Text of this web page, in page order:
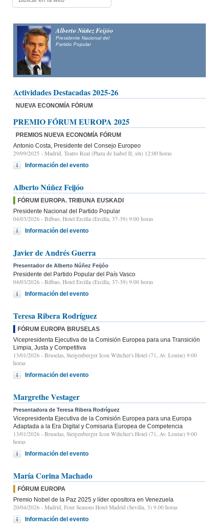
Alberto Núñez Feijóo
Presidente Nacional del
Partido Popular
Actividades Destacadas 2025-26
NUEVA ECONOMÍA FÓRUM
PREMIO FÓRUM EUROPA 2025
PREMIOS NUEVA ECONOMÍA FÓRUM
Antonio Costa, Presidente del Consejo Europeo
29/09/2025 - Madrid, Teatro Real (Plaza de Isabel II, s/n) 12:00 horas
Información del evento
Alberto Núñez Feijóo
FÓRUM EUROPA. TRIBUNA EUSKADI
Presidente Nacional del Partido Popular
04/03/2026 - Bilbao, Hotel Ercilla (Ercilla, 37-39) 9:00 horas
Información del evento
Javier de Andrés Guerra
Presentador de Alberto Núñez Feijóo
Presidente del Partido Popular del País Vasco
04/03/2026 - Bilbao, Hotel Ercilla (Ercilla, 37-39) 9:00 horas
Información del evento
Teresa Ribera Rodríguez
FÓRUM EUROPA BRUSELAS
Vicepresidenta Ejecutiva de la Comisión Europea para una Transición
Limpia, Justa y Competitiva
13/01/2026 - Bruselas, Steigenberger Icon Wiltcher's Hotel (71, Av. Louise) 9:00
horas
Información del evento
Margrethe Vestager
Presentadora de Teresa Ribera Rodríguez
Vicepresidenta Ejecutiva de la Comisión Europea para una Europa
Adaptada a la Era Digital y Comisaria Europea de Competencia
13/01/2026 - Bruselas, Steigenberger Icon Wiltcher's Hotel (71, Av. Louise) 9:00
horas
Información del evento
María Corina Machado
FÓRUM EUROPA
Premio Nobel de la Paz 2025 y líder opositora en Venezuela
20/04/2026 - Madrid, Four Seasons Hotel Madrid (Sevilla, 3) 9.00 horas
Información del evento